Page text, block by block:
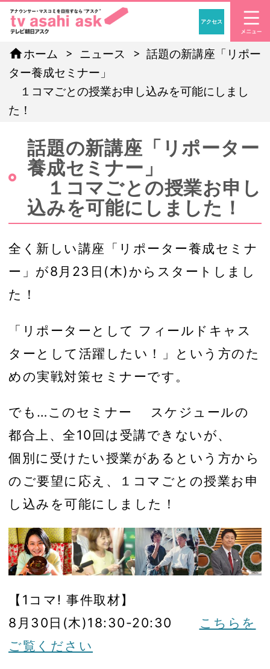
「アナウンサー・マ
アクセス
homeホーム ニュース
話題の新講座「リポー
ター養成セミナー」
１コマごとの授業お申し込みを可能にしまし
た！
話題の新講座「リポーター
養成セミナー」
１コマごとの授業お申し
込みを可能にしました！
全く新しい講座「リポーター養成セミナ
ー」が8月23日(木)からスタートしまし
た！
「リポーターとして フィールドキャス
ターとして活躍したい！」という方のた
めの実戦対策セミナーです。
でも…このセミナー スケジュールの
都合上、全10回は受講できないが、
個別に受けたい授業があるという方から
のご要望に応え、１コマごとの授業お申
し込みを可能にしました！
【1コマ! 事件取材】
8月30日(木)18:30-20:30 こちらを
ご覧ください